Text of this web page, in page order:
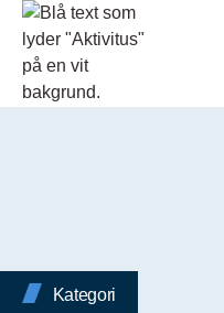
Kategori